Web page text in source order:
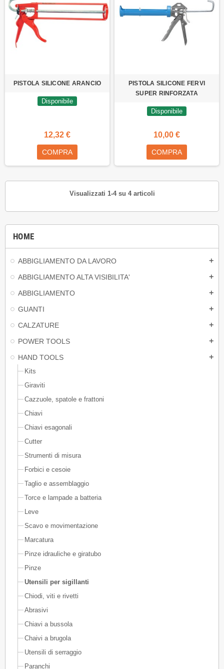
HOME
ABBIGLIAMENTO DA LAVORO add
ABBIGLIAMENTO ALTA VISIBILITA' add
ABBIGLIAMENTO add
GUANTI add
CALZATURE add
POWER TOOLS add
HAND TOOLS add
Kits
Giraviti
Cazzuole, spatole e frattoni
Chiavi
Chiavi esagonali
Cutter
Strumenti di misura
Forbici e cesoie
Taglio e assemblaggio
Torce e lampade a batteria
Leve
Scavo e movimentazione
Marcatura
Pinze idrauliche e giratubo
Pinze
Utensili per sigillanti
Chiodi, viti e rivetti
Abrasivi
Chiavi a bussola
Chaivi a brugola
Utensili di serraggio
Paranchi
PISTOLA SILICONE ARANCIO
Disponibile
12,32 €
COMPRA
PISTOLA SILICONE FERVI
SUPER RINFORZATA
Disponibile
10,00 €
COMPRA
Visualizzati 1-4 su 4 articoli